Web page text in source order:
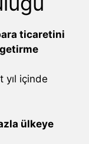
ticaretini
yıl içinde
ülkeye